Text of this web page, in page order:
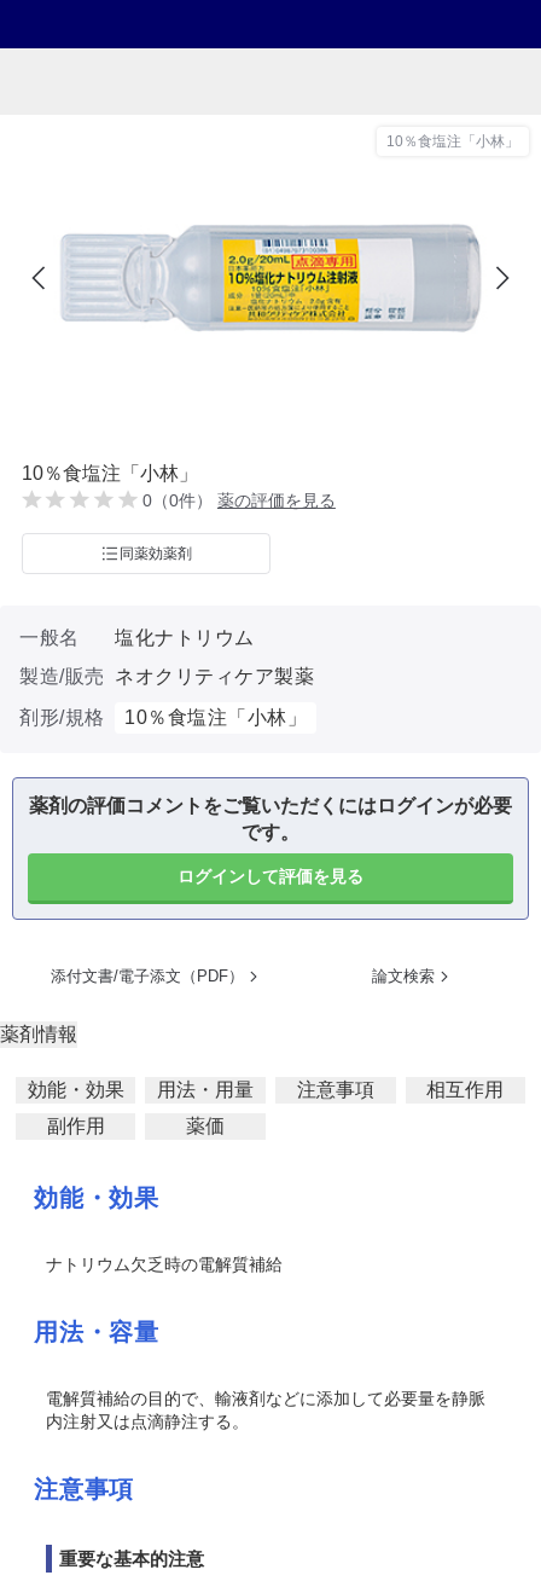
10％食塩注「小林」
10％食塩注「小林」
0（0件） 薬の評価を見る
同薬効薬剤
一般名
塩化ナトリウム
製造/販売
ネオクリティケア製薬
剤形/規格
10％食塩注「小林」
薬剤の評価コメントをご覧いただくにはログインが必要
です。
ログインして評価を見る
添付文書/電子添文（PDF） 論文検索
薬剤情報
効能・効果 用法・用量 注意事項
相互作用
副作用
薬価
効能・効果
ナトリウム欠乏時の電解質補給
用法・容量
電解質補給の目的で、輸液剤などに添加して必要量を静脈
内注射又は点滴静注する。
注意事項
重要な基本的注意